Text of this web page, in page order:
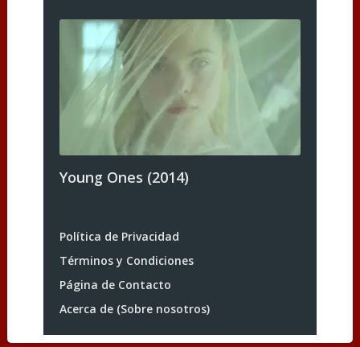
Young Ones (2014)
Política de Privacidad
Términos y Condiciones
Página de Contacto
Acerca de (Sobre nosotros)